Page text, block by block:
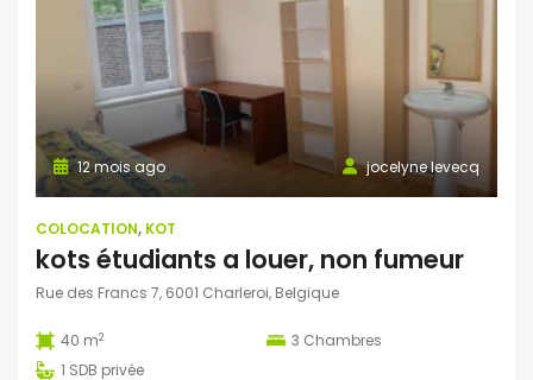
jocelyne levecq
12 mois ago
COLOCATION, KOT
kots étudiants a louer, non fumeur
Rue des Francs 7, 6001 Charleroi, Belgique
40 m2 3 Chambres
1 SDB privée